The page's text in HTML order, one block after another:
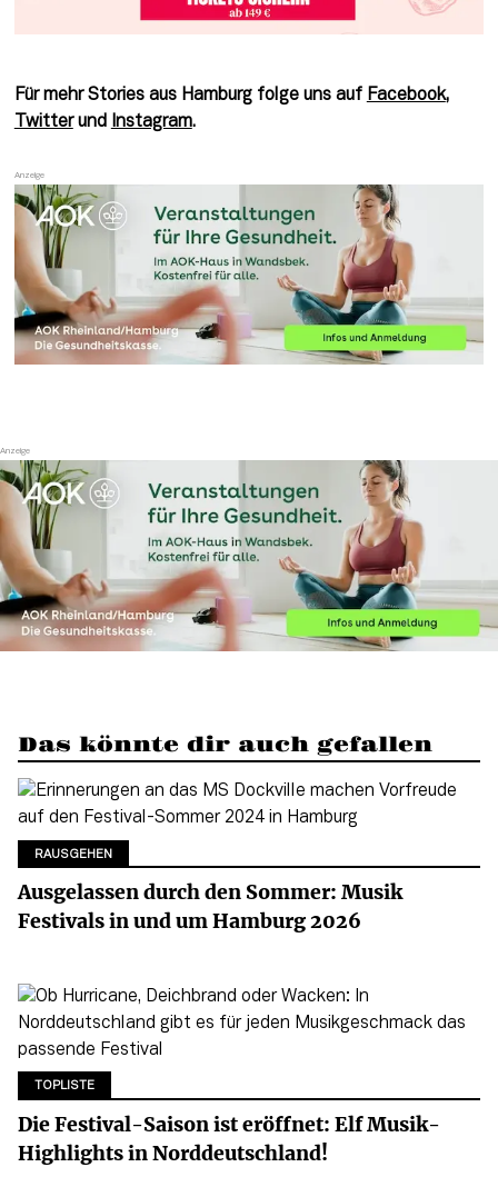
Für mehr Stories aus Hamburg folge uns auf Facebook ,
Twitter und Instagram.
Das könnte dir auch gefallen
RAUSGEHEN
Ausgelassen durch den Sommer: Musik
Festivals in und um Hamburg 2026
TOPLISTE
Die Festival-Saison ist eröffnet: Elf Musik-
Highlights in Norddeutschland!